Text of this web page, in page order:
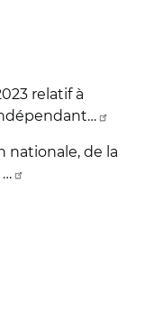
relatif à
nationale, de la
…